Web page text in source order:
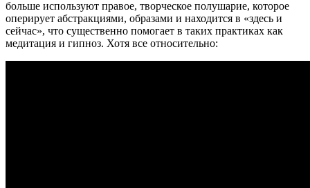
больше используют правое, творческое полушарие, которое
оперирует абстракциями, образами и находится в «здесь и
сейчас», что существенно помогает в таких практиках как
медитация и гипноз. Хотя все относительно: